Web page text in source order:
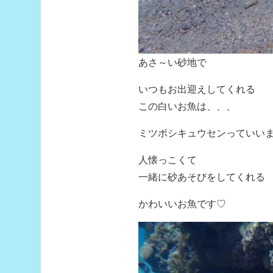
あさ～い砂地で
いつもお出迎えしてくれる
この白いお魚は、、、
ミツボシキュウセンっていい
人懐っこくて
一緒に砂あそびをしてくれる
かわいいお魚です♡